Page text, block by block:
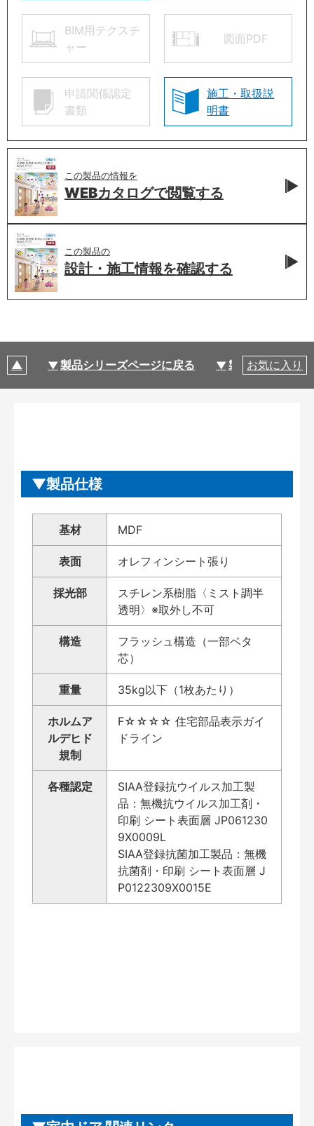
BIM用テクスチ
ャー
図面PDF
申請関係認定
書類
施工・取扱説
明書
この製品の情報を
WEBカタログで閲覧する
この製品の
設計・施工情報を確認する
製品シリーズページに戻る 製品仕様
お気に入り
製品仕様
基材 MDF
表面 オレフィンシート張り
採光部
スチレン系樹脂〈ミスト調半
透明〉※取外し不可
構造
フラッシュ構造（一部ベタ
芯）
重量 35kg以下（1枚あたり）
ホルムア
ルデヒド
規制
F☆☆☆☆ 住宅部品表示ガイ
ドライン
各種認定
SIAA登録抗ウイルス加工製
品：無機抗ウイルス加工剤・
印刷 シート表面層 JP061230
9X0009L
SIAA登録抗菌加工製品：無機
抗菌剤・印刷 シート表面層 J
P0122309X0015E